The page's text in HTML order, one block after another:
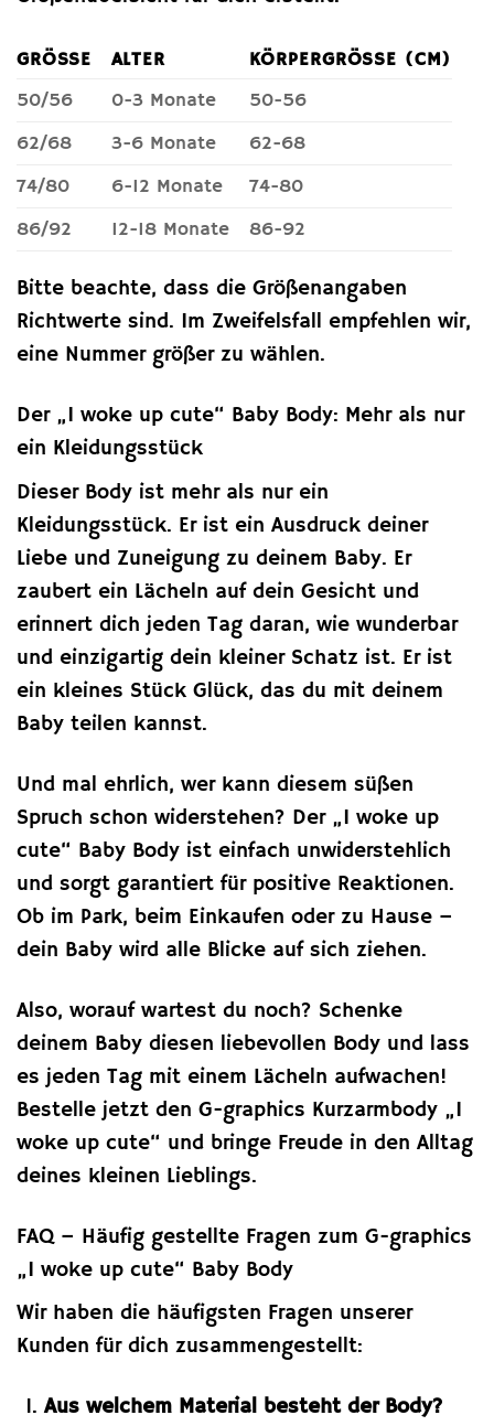
GRÖSSE ALTER
KÖRPERGRÖSSE (CM)
50/56
0-3 Monate
50-56
62/68
3-6 Monate
62-68
74/80
6-12 Monate
74-80
86/92
12-18 Monate 86-92
Bitte beachte, dass die Größenangaben
Richtwerte sind. Im Zweifelsfall empfehlen wir,
eine Nummer größer zu wählen.
Der „I woke up cute“ Baby Body: Mehr als nur
ein Kleidungsstück
Dieser Body ist mehr als nur ein
Kleidungsstück. Er ist ein Ausdruck deiner
Liebe und Zuneigung zu deinem Baby. Er
zaubert ein Lächeln auf dein Gesicht und
erinnert dich jeden Tag daran, wie wunderbar
und einzigartig dein kleiner Schatz ist. Er ist
ein kleines Stück Glück, das du mit deinem
Baby teilen kannst.
Und mal ehrlich, wer kann diesem süßen
Spruch schon widerstehen? Der „I woke up
cute“ Baby Body ist einfach unwiderstehlich
und sorgt garantiert für positive Reaktionen.
Ob im Park, beim Einkaufen oder zu Hause –
dein Baby wird alle Blicke auf sich ziehen.
Also, worauf wartest du noch? Schenke
deinem Baby diesen liebevollen Body und lass
es jeden Tag mit einem Lächeln aufwachen!
Bestelle jetzt den G-graphics Kurzarmbody „I
woke up cute“ und bringe Freude in den Alltag
deines kleinen Lieblings.
FAQ – Häufig gestellte Fragen zum G-graphics
„I woke up cute“ Baby Body
Wir haben die häufigsten Fragen unserer
Kunden für dich zusammengestellt:
Aus welchem Material besteht der Body?